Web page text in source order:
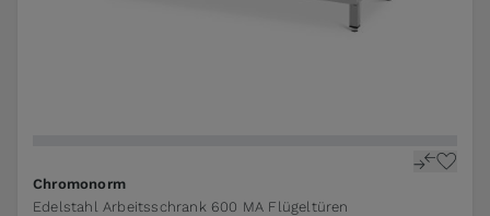
Chromonorm
Edelstahl Arbeitsschrank 600 MA Flügeltüren
The price depends on the options chosen on the